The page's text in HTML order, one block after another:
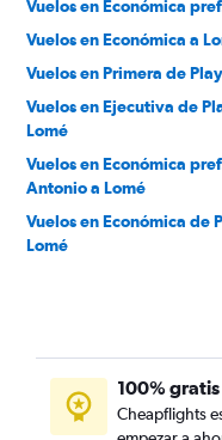
Vuelos en Económica
Vuelos en Económica a
Vuelos en Primera de
Vuelos en Ejecutiva de
Lomé
Vuelos en Económica
Antonio a Lomé
Vuelos en Económica de
Lomé
100% gratis
Cheapflights